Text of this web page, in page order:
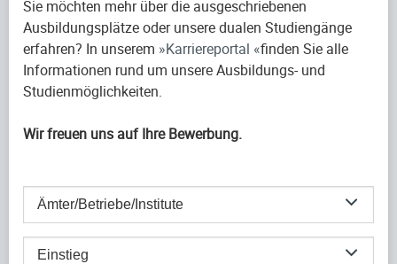
Sie möchten mehr über die ausgeschriebenen
Ausbildungsplätze oder unsere dualen Studiengänge
erfahren? In unserem
Karriereportal finden Sie alle
Informationen rund um unsere Ausbildungs- und
Studienmöglichkeiten.
Wir freuen uns auf Ihre Bewerbung.
Ämter/Betriebe/Institute
Einstieg